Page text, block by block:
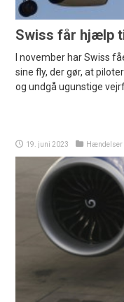
Swiss får hjælp
I november har Swiss
sine fly, der gør, at
og undgå ugunstige
19. juni 2023 Hændelser